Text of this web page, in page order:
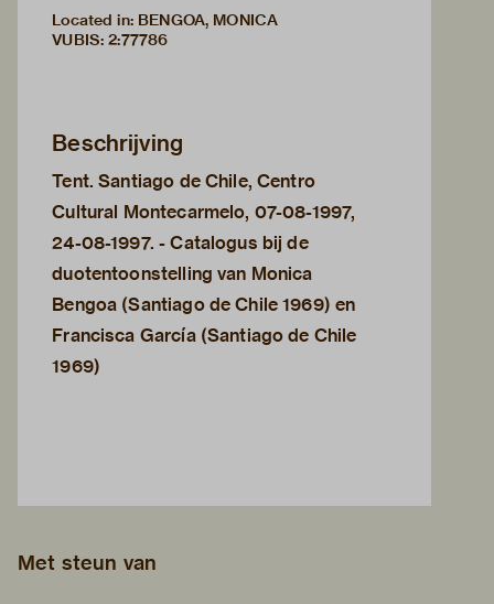
Located in: BENGOA, MONICA
VUBIS: 2:77786
Beschrijving
Tent. Santiago de Chile, Centro
Cultural Montecarmelo, 07-08-1997,
24-08-1997. - Catalogus bij de
duotentoonstelling van Monica
Bengoa (Santiago de Chile 1969) en
Francisca García (Santiago de Chile
1969)
Met steun van